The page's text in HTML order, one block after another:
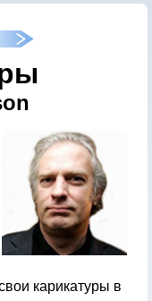
карикатуры в